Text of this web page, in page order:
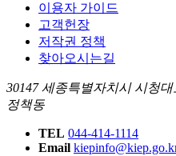
이용자 가이드
고객헌장
저작권 정책
찾아오시는길
30147 세종특별자치시 시청
정책동
TEL 044-414-1114
Email